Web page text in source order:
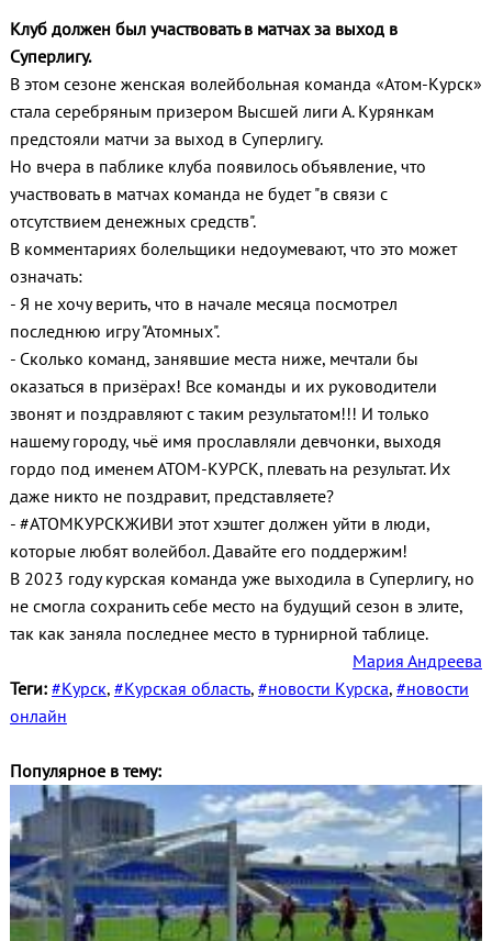
Клуб должен был участвовать в матчах за выход в
Суперлигу.
В этом сезоне женская волейбольная команда «Атом-Курск»
стала серебряным призером Высшей лиги А. Курянкам
предстояли матчи за выход в Суперлигу.
Но вчера в паблике клуба появилось объявление, что
участвовать в матчах команда не будет "в связи с
отсутствием денежных средств".
В комментариях болельщики недоумевают, что это может
означать:
- Я не хочу верить, что в начале месяца посмотрел
последнюю игру "Атомных".
- Сколько команд, занявшие места ниже, мечтали бы
оказаться в призёрах! Все команды и их руководители
звонят и поздравляют с таким результатом!!! И только
нашему городу, чьё имя прославляли девчонки, выходя
гордо под именем АТОМ-КУРСК, плевать на результат. Их
даже никто не поздравит, представляете?
- #АТОМКУРСКЖИВИ этот хэштег должен уйти в люди,
которые любят волейбол. Давайте его поддержим!
В 2023 году курская команда уже выходила в Суперлигу, но
не смогла сохранить себе место на будущий сезон в элите,
так как заняла последнее место в турнирной таблице.
Мария Андреева
Теги: #Курск, #Курская область, #новости Курска, #новости
онлайн
Популярное в тему: